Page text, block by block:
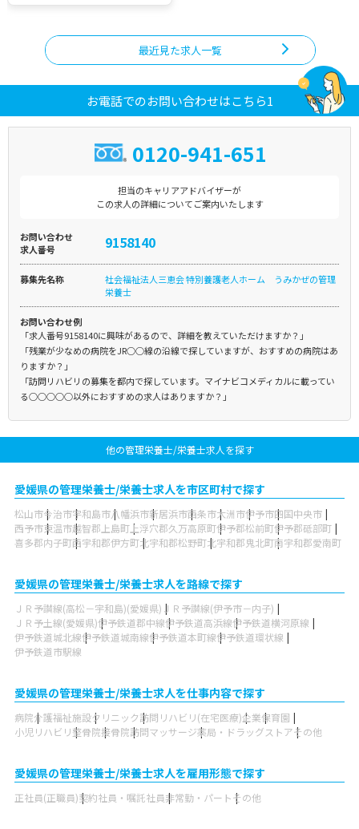
最近見た求人一覧
お電話でのお問い合わせはこちら1
0120-941-651
担当のキャリアアドバイザーが
この求人の詳細についてご案内いたします
お問い合わせ
求人番号
9158140
募集先名称
社会福祉法人三恵会 特別養護老人ホーム うみかぜの管理
栄養士
お問い合わせ例
「求人番号9158140に興味があるので、詳細を教えていただけますか？」
「残業が少なめの病院をJR○○線の沿線で探していますが、おすすめの病院はあ
りますか？」
「訪問リハビリの募集を都内で探しています。マイナビコメディカルに載ってい
る○○○○○以外におすすめの求人はありますか？」
他の管理栄養士/栄養士求人を探す
愛媛県の管理栄養士/栄養士求人を市区町村で探す
松山市今治市宇和島市八幡浜市新居浜市西条市大洲市伊予市四国中央市
西予市東温市越智郡上島町 上浮穴郡久万高原町伊予郡松前町伊予郡砥部町
喜多郡内子町西宇和郡伊方町北宇和郡松野町北宇和郡鬼北町南宇和郡愛南町
愛媛県の管理栄養士/栄養士求人を路線で探す
ＪＲ予讃線(高松－宇和島)(愛媛県) ＪＲ予讃線(伊予市－内子)
ＪＲ予土線(愛媛県)伊予鉄道郡中線伊予鉄道高浜線伊予鉄道横河原線
伊予鉄道城北線伊予鉄道城南線伊予鉄道本町線伊予鉄道環状線
伊予鉄道市駅線
愛媛県の管理栄養士/栄養士求人を仕事内容で探す
病院介護福祉施設クリニック訪問リハビリ(在宅医療)企業保育園
小児リハビリ整骨院接骨院訪問マッサージ薬局・ドラッグストアその他
愛媛県の管理栄養士/栄養士求人を雇用形態で探す
正社員(正職員)契約社員・嘱託社員非常勤・パートその他